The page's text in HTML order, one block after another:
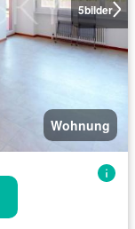
5bilder
Wohnung